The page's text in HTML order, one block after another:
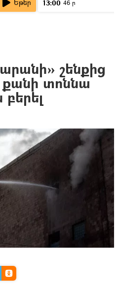
Եթեր 13:00 46 ր
շենքից
քանի տոննա